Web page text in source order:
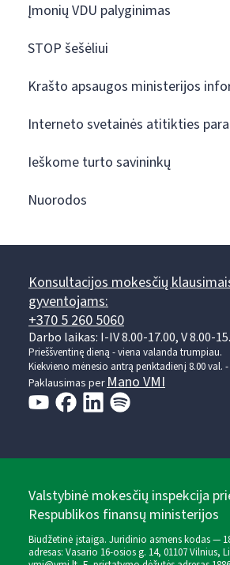
Įmonių VDU palyginimas
STOP šešėliui
Krašto apsaugos ministerijos
Interneto svetainės atitikties
Ieškome turto savininkų
Nuorodos
Konsultacijos mokesčių
gyventojams:
+370 5 260 5060
Darbo laikas: I-IV 8.00-17.00, V 8.00-
Prieššventinę dieną - viena valanda trumpiau.
Kiekvieno mėnesio antrą penktadienį 8.00 val. -
Paklausimas perMano VMI
Valstybinė mokesčių inspekcija
Respublikos finansų ministerijos
Biudžetinė įstaiga. Juridinio asmens kodas —
adresas: Vasario 16-osios g. 14, 01107 Vilnius,